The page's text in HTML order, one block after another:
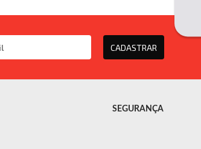
CADASTRAR
SEGURANÇA